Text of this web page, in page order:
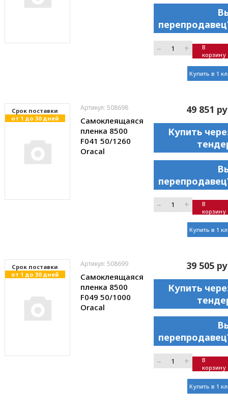
– +
В
корзину
Купить в 1
Cрок поставки
от 1 до 30 дней
Артикул: 508698
Самоклеящаяся
пленка 8500
F041 50/1260
Oracal
49 851
Купить
– +
В
корзину
Купить в 1
Cрок поставки
от 1 до 30 дней
Артикул: 508699
Самоклеящаяся
пленка 8500
F049 50/1000
Oracal
39 505
Купить
– +
В
корзину
Купить в 1